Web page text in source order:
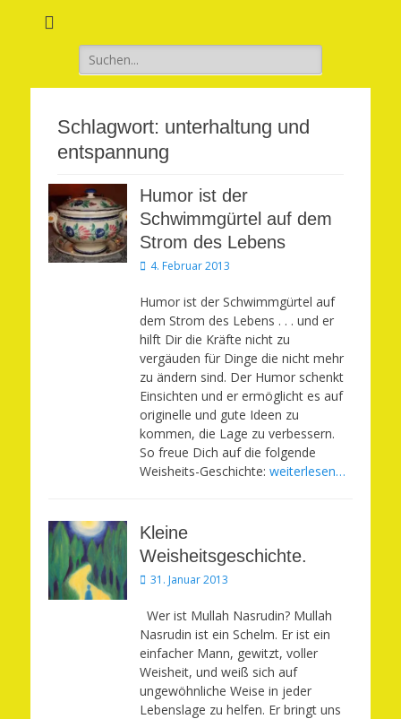
Suchen
nach:
Schlagwort: unterhaltung und
entspannung
Humor ist der
Schwimmgürtel auf dem
Strom des Lebens
Veröffentlicht
4. Februar 2013
Humor ist der Schwimmgürtel auf
dem Strom des Lebens . . . und er
hilft Dir die Kräfte nicht zu
vergäuden für Dinge die nicht mehr
zu ändern sind. Der Humor schenkt
Einsichten und er ermöglicht es auf
originelle und gute Ideen zu
kommen, die Lage zu verbessern.
So freue Dich auf die folgende
Weisheits-Geschichte: weiterlesen…
Kleine
Weisheitsgeschichte.
Veröffentlicht
31. Januar 2013
Wer ist Mullah Nasrudin? Mullah
Nasrudin ist ein Schelm. Er ist ein
einfacher Mann, gewitzt, voller
Weisheit, und weiß sich auf
ungewöhnliche Weise in jeder
Lebenslage zu helfen. Er bringt uns